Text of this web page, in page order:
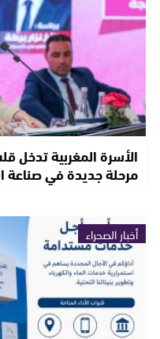
الأسرة المغربية تدخل
مرحلة جديدة في
أخبار الصحراء